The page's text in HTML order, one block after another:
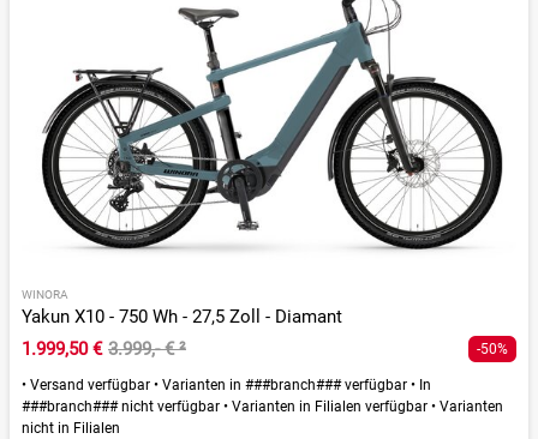
WINORA
Yakun X10 - 750 Wh - 27,5 Zoll - Diamant
1.999,50 € 3.999,- €² -50%
• Versand verfügbar • Varianten in ###branch### verfügbar • In
###branch### nicht verfügbar • Varianten in Filialen verfügbar • Varianten
nicht in Filialen